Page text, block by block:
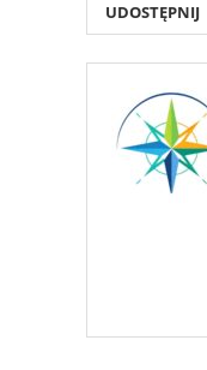
UDOSTĘPNIJ